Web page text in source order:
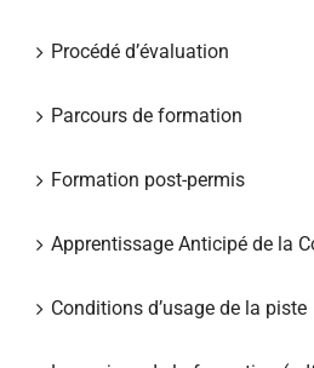
Procédé d’évaluation
Parcours de formation
Formation post-permis
Apprentissage Anticipé de la
Conditions d’usage de la piste